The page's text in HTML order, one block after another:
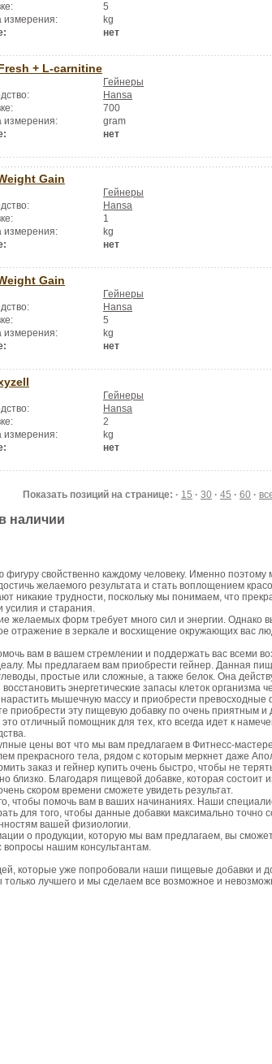
5
измерения:
kg
нет
+ L-carnitine
Гейнеры
Hansa
700
измерения:
gram
нет
Gain
Гейнеры
Hansa
1
измерения:
kg
нет
Gain
Гейнеры
Hansa
5
измерения:
kg
нет
Гейнеры
Hansa
2
измерения:
kg
нет
Показать позиций на странице: · 15 · 30 · 45 · 60 ·
наличии
свойственно каждому человеку. Именно поэтому
желаемого результата и стать воплощением
никакие трудности, поскольку мы понимаем, что
усилия и старания.
желаемых форм требует много сил и энергии. Однако
отражение в зеркале и восхищение окружающих вас
вам в вашем стремлении и поддержать вас всеми
Мы предлагаем вам приобрести гейнер. Данная
простые или сложные, а также белок. Она
энергетические запасы клеток организма
мышечную массу и приобрести
приобрести эту пищевую добавку по очень приятным
отличный помощник для тех, кто всегда идет к
цены вот что мы вам предлагаем в Фитнесс-
прекрасного тела, рядом с которым меркнет даже
заказ и гейнер купить очень быстро, чтобы не
близко. Благодаря пищевой добавке, которая состоит
скором времени сможете увидеть результат.
чтобы помочь вам в ваших начинаниях. Наши
для того, чтобы данные добавки максимально точно
вашей физиологии.
о продукции, которую мы вам предлагаем, вы
вопросы нашим консультантам.
которые уже попробовали наши пищевые добавки и
лучшего и мы сделаем все возможное и